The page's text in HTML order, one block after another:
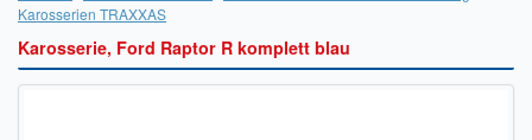
Servo Finder
BL-Motor Finder
Karosserien TRAXXAS
Karosserie, Ford Raptor R komplett blau